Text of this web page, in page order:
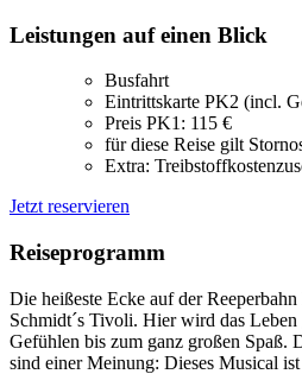
Leistungen auf einen Blick
Busfahrt
Eintrittskarte PK2 (incl.
Preis PK1: 115 €
für diese Reise gilt
Extra:
Jetzt reservieren
Reiseprogramm
Die heißeste Ecke auf der
Schmidt´s Tivoli. Hier wird das
Gefühlen bis zum ganz großen Spaß.
sind einer Meinung: Dieses Musical